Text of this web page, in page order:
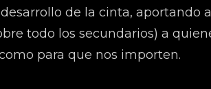
de la cinta, aportando
todo los secundarios) a
para que nos importen.